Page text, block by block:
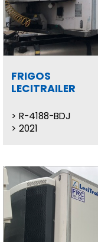
FRIGOS
LECITRAILER
R-4188-BDJ
2021